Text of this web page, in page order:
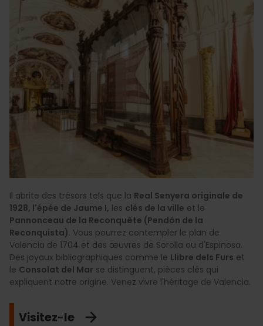
Il abrite des trésors tels que la Real Senyera originale de
1928, l'épée de Jaume I, les clés de la ville et le
Pannonceau de la Reconquête (Pendón de la
Reconquista). Vous pourrez contempler le plan de
Valencia de 1704 et des œuvres de Sorolla ou d'Espinosa.
Des joyaux bibliographiques comme le Llibre dels Furs et
le Consolat del Mar se distinguent, pièces clés qui
expliquent notre origine. Venez vivre l'héritage de Valencia.
Visitez-le